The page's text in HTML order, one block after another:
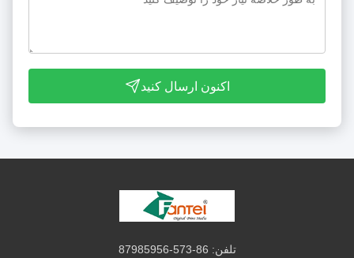
اکنون ارسال کنید